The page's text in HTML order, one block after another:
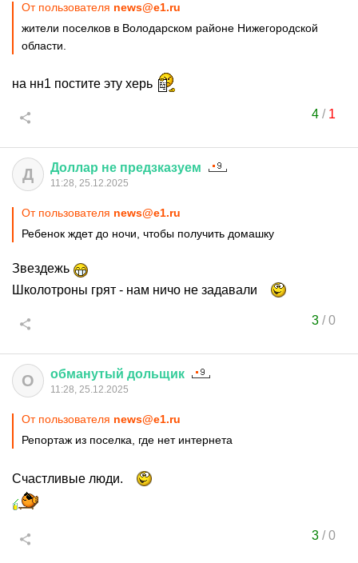
От пользователя news@e1.ru
жители поселков в Володарском районе Нижегородской
области.
на нн1 постите эту херь
4/ 1
Д Доллар не предзказуем
11:28, 25.12.2025
От пользователя news@e1.ru
Ребенок ждет до ночи, чтобы получить домашку
Звездежь
Школотроны грят - нам ничо не задавали
3/0
О обманутый дольщик
11:28, 25.12.2025
От пользователя news@e1.ru
Репортаж из поселка, где нет интернета
Счастливые люди.
3/0